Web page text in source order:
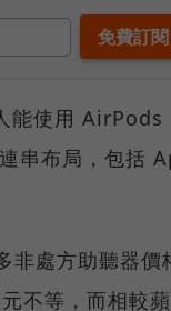
能使用
串布局，包括
非處方助聽器
不等，而相較